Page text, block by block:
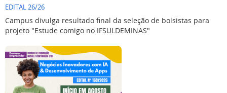
EDITAL 26/26
Campus divulga resultado final da seleção de bolsistas para
projeto "Estude comigo no IFSULDEMINAS"